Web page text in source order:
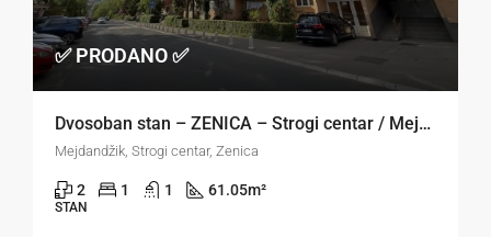
✅ PRODANO ✅
Dvosoban stan – ZENICA – Strogi centar / Mejdandžik
Mejdandžik, Strogi centar, Zenica
2 1 1 61.05m²
STAN